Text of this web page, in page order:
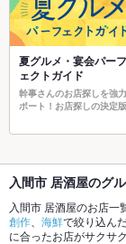
夏グルメ・宴会パーフ
ェクトガイド
幹事さんのお店探しを強
ポート！お店探しの決定版
入間市 居酒屋のグ
入間市 居酒屋のお店
創作
海鮮で絞り込ん
に合ったお店がサクサ